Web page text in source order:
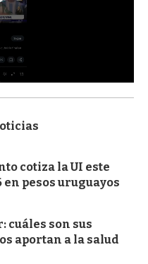
cotiza la UI este
en pesos uruguayos
cuáles son sus
aportan a la salud